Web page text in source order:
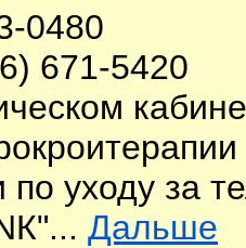
0480
671-5420
по уходу за
Дальше